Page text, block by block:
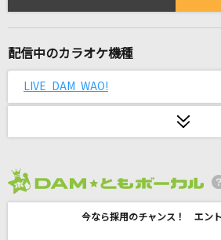
[生音]冬の花
夜撫でるメノウ
配信中のカラオケ機種
LIVE DAM WAO!
今なら採用のチャンス！ エン